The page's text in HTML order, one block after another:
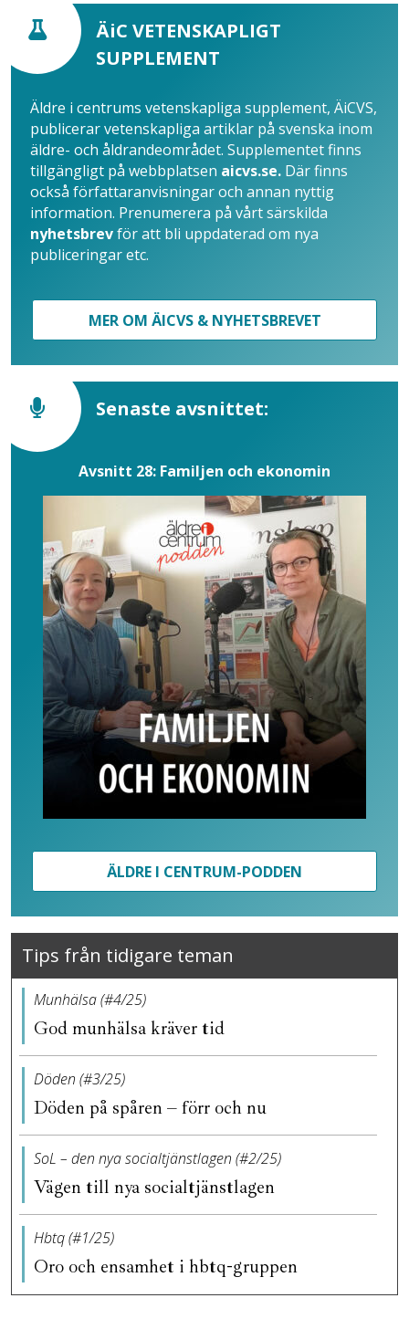
ÄiC VETENSKAPLIGT
SUPPLEMENT
Äldre i centrums vetenskapliga supplement, ÄiCVS,
publicerar vetenskapliga artiklar på svenska inom
äldre- och åldrandeområdet. Supplementet finns
tillgängligt på webbplatsen aicvs.se. Där finns
också författaranvisningar och annan nyttig
information. Prenumerera på vårt särskilda
nyhetsbrevför att bli uppdaterad om nya
publiceringar etc.
MER OM ÄICVS & NYHETSBREVET
Senaste avsnittet:
Avsnitt 28: Familjen och ekonomin
ÄLDRE I CENTRUM-PODDEN
Tips från tidigare teman
Munhälsa (#4/25)
God munhälsa kräver tid
Döden (#3/25)
Döden på spåren – förr och nu
SoL – den nya socialtjänstlagen (#2/25)
Vägen till nya socialtjänstlagen
Hbtq (#1/25)
Oro och ensamhet i hbtq-gruppen